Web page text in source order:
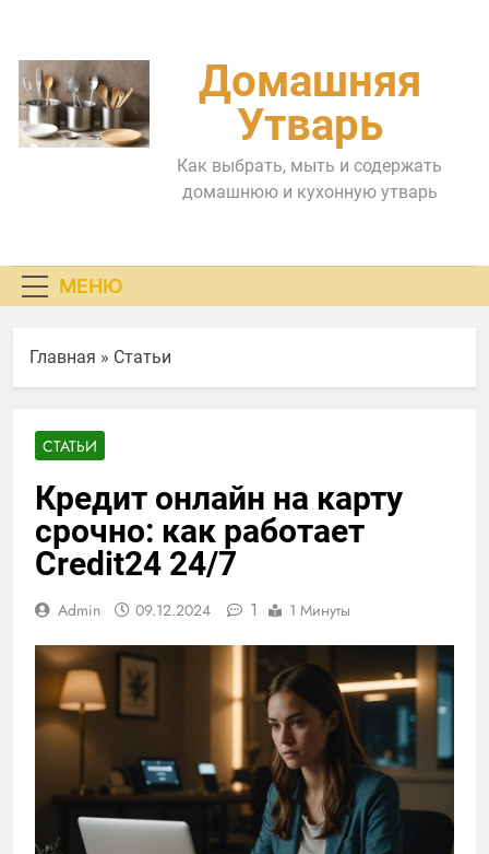
содержимому
Домашняя
Утварь
Как выбрать, мыть и содержать
домашнюю и кухонную утварь
МЕНЮ
Главная » Статьи
СТАТЬИ
Кредит онлайн на карту
срочно: как работает
Credit24 24/7
Admin 09.12.2024 1 1 Минуты